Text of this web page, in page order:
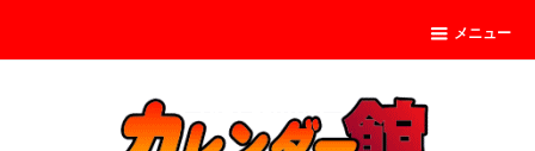
メニュー